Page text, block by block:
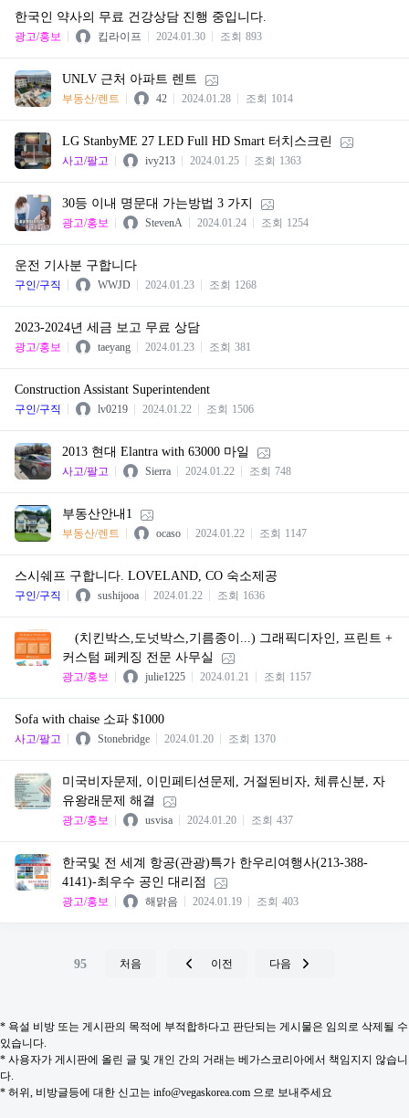
한국인 약사의 무료 건강상담 진행 중입니다.
광고/홍보 킵라이프 2024.01.30 조회 893
UNLV 근처 아파트 렌트
부동산/렌트 42 2024.01.28 조회 1014
LG StanbyME 27 LED Full HD Smart 터치스크린
사고/팔고 ivy213 2024.01.25 조회 1363
30등 이내 명문대 가는방법 3 가지
광고/홍보 StevenA 2024.01.24 조회 1254
운전 기사분 구합니다
구인/구직 WWJD 2024.01.23 조회 1268
2023-2024년 세금 보고 무료 상담
광고/홍보 taeyang 2024.01.23 조회 381
Construction Assistant Superintendent
구인/구직 lv0219 2024.01.22 조회 1506
2013 현대 Elantra with 63000 마일
사고/팔고 Sierra 2024.01.22 조회 748
부동산안내1
부동산/렌트 ocaso 2024.01.22 조회 1147
스시쉐프 구합니다. LOVELAND, CO 숙소제공
구인/구직 sushijooa 2024.01.22 조회 1636
(치킨박스,도넛박스,기름종이...) 그래픽디자인, 프린트 +
커스텀 페케징 전문 사무실
광고/홍보 julie1225 2024.01.21 조회 1157
Sofa with chaise 소파 $1000
사고/팔고 Stonebridge 2024.01.20 조회 1370
미국비자문제, 이민페티션문제, 거절된비자, 체류신분, 자
유왕래문제 해결
광고/홍보 usvisa 2024.01.20 조회 437
한국및 전 세계 항공(관광)특가 한우리여행사(213-388-
4141)-최우수 공인 대리점
광고/홍보 해맑음 2024.01.19 조회 403
95 처음 이전 다음
* 욕설 비방 또는 게시판의 목적에 부적합하다고 판단되는 게시물은 임의로 삭제될 수
있습니다.
* 사용자가 게시판에 올린 글 및 개인 간의 거래는 베가스코리아에서 책임지지 않습니
다.
* 허위, 비방글등에 대한 신고는 info@vegaskorea.com 으로 보내주세요